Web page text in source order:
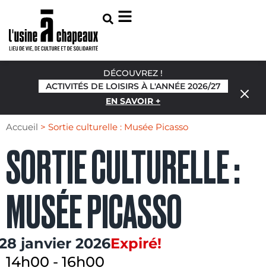
DÉCOUVREZ !
ACTIVITÉS DE LOISIRS À L'ANNÉE 2026/27
EN SAVOIR +
Accueil > Sortie culturelle : Musée Picasso
SORTIE CULTURELLE :
MUSÉE PICASSO
janvier 2026Expiré!
14h00 - 16h00